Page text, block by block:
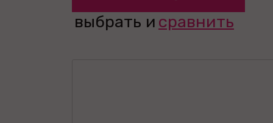
выбрать и сравнить